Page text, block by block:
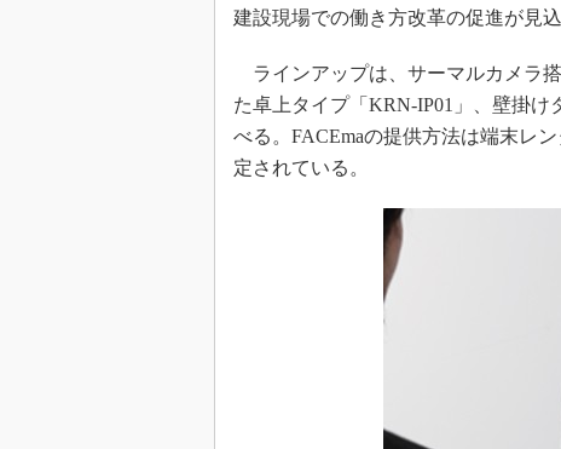
建設現場での働き方改革の促進が見込
ラインアップは、サーマルカメラ
た卓上タイプ「KRN-IP01」、壁掛け
べる。FACEmaの提供方法は端末レ
定されている。